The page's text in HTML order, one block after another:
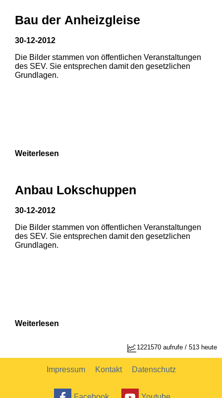
1 2
1 2
2
Bau der Anheizgleise
30-12-2012
Die Bilder stammen von öffentlichen Veranstaltungen
des SEV. Sie entsprechen damit den gesetzlichen
Grundlagen.
Weiterlesen
Anbau Lokschuppen
30-12-2012
Die Bilder stammen von öffentlichen Veranstaltungen
des SEV. Sie entsprechen damit den gesetzlichen
Grundlagen.
Weiterlesen
1221570 aufrufe / 513 heute
Impressum Kontakt Datenschutz